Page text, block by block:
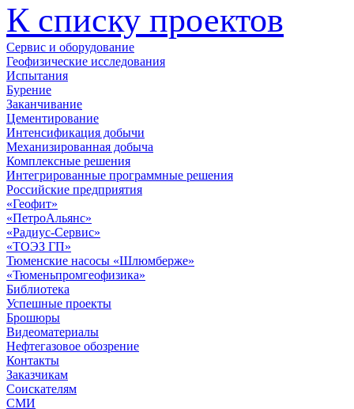
К списку проектов
Сервис и оборудование
Геофизические исследования
Испытания
Бурение
Заканчивание
Цементирование
Интенсификация добычи
Механизированная добыча
Комплексные решения
Интегрированные программные решения
Российские предприятия
«Геофит»
«ПетроАльянс»
«Радиус-Сервис»
«ТОЭЗ ГП»
Тюменские насосы «Шлюмберже»
«Тюменьпромгеофизика»
Библиотека
Успешные проекты
Брошюры
Видеоматериалы
Нефтегазовое обозрение
Контакты
Заказчикам
Соискателям
СМИ